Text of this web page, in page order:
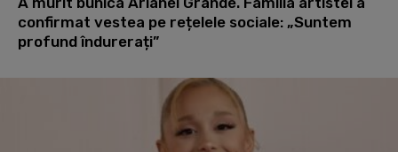
confirmat vestea pe rețelele sociale: „Suntem
profund îndurerați”